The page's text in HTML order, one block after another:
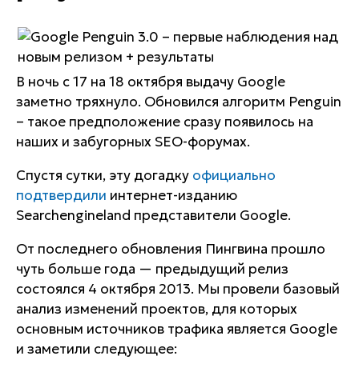
В ночь с 17 на 18 октября выдачу Google
заметно тряхнуло. Обновился алгоритм Penguin
– такое предположение сразу появилось на
наших и забугорных SEO-форумах.
Спустя сутки, эту догадку официально
подтвердили интернет-изданию
Searchengineland представители Google.
От последнего обновления Пингвина прошло
чуть больше года — предыдущий релиз
состоялся 4 октября 2013. Мы провели базовый
анализ изменений проектов, для которых
основным источников трафика является Google
и заметили следующее: